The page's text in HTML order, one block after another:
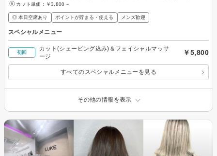
カット単価： ￥3,800～
◎ 本日空席あり ポイントが貯まる・使える メンズ歓迎
スペシャルメニュー
初回
カット(シェービング込み)＆フェイシャルマッサ
ージ
￥5,800
すべてのスペシャルメニューを見る
その他の情報を表示